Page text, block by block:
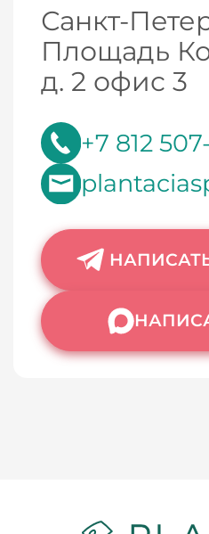
Санкт-
Площадь
д. 2 офис 3
+7 812
НАПИСАТЬ